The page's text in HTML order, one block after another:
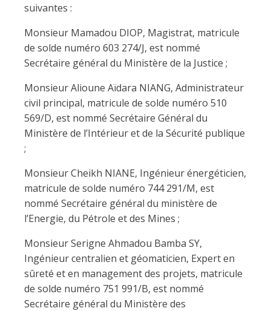
suivantes :
Monsieur Mamadou DIOP, Magistrat, matricule
de solde numéro 603 274/J, est nommé
Secrétaire général du Ministère de la Justice ;
Monsieur Alioune Aïdara NIANG, Administrateur
civil principal, matricule de solde numéro 510
569/D, est nommé Secrétaire Général du
Ministère de l’Intérieur et de la Sécurité publique
;
Monsieur Cheikh NIANE, Ingénieur énergéticien,
matricule de solde numéro 744 291/M, est
nommé Secrétaire général du ministère de
l’Energie, du Pétrole et des Mines ;
Monsieur Serigne Ahmadou Bamba SY,
Ingénieur centralien et géomaticien, Expert en
sûreté et en management des projets, matricule
de solde numéro 751 991/B, est nommé
Secrétaire général du Ministère des